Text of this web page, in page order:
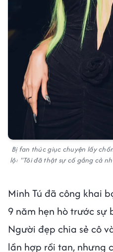
Bị fan thúc giục chuyện lấy
lộ: "Tôi đã thật sự cố gắng cả
Minh Tú đã công khai
9 năm hẹn hò trước sự
Người đẹp chia sẻ cô
lần hợp rồi tan, nhưng